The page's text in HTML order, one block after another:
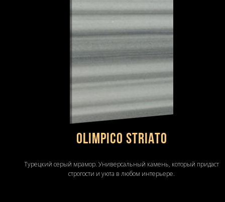
OLIMPICO STRIATO
Турецкий серый мрамор. Универсальный камень, который придаст
строгости и уюта в любом интерьере.